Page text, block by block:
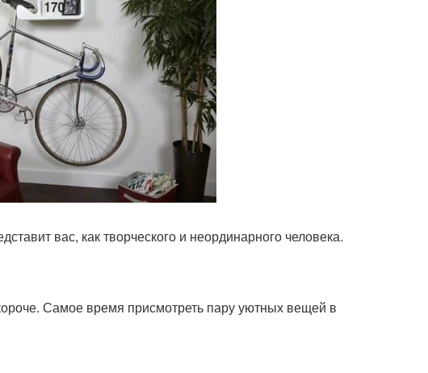
вас, как творческого и неординарного человека.
Самое время присмотреть пару уютных вещей в